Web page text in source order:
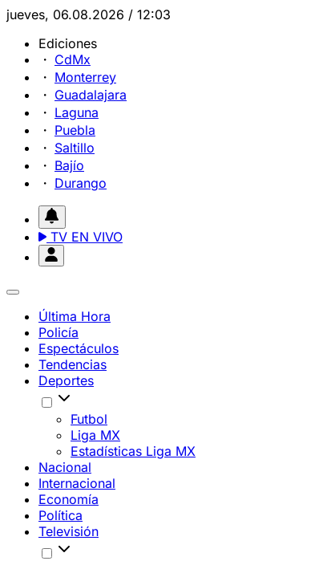
jueves, 06.08.2026 / 12:03
Ediciones
CdMx
Monterrey
Guadalajara
Laguna
Puebla
Saltillo
Bajío
Durango
TV EN VIVO
Última Hora
Policía
Espectáculos
Tendencias
Deportes
Futbol
Liga MX
Estadísticas Liga MX
Nacional
Internacional
Economía
Política
Televisión